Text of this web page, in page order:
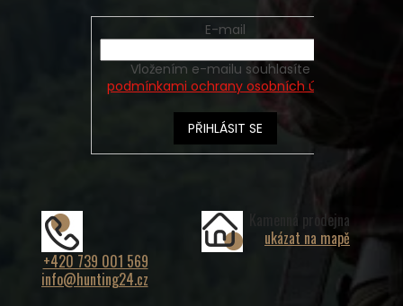
E-mail
podmínkami ochrany osobních údajů
PŘIHLÁSIT SE
+420 739 001 569
info@hunting24.cz
Kamenná prodejna
ukázat na mapě